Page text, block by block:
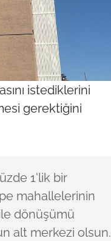
istediklerini
gerektiğini
1'lik bir
mahallelerinin
dönüşümü
alt merkezi olsun.